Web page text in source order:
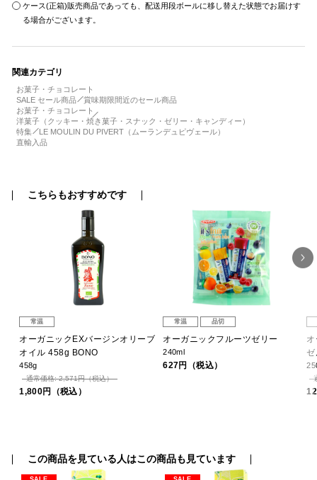
ケース(正箱)販売商品であっても、配送用段ボールに移し替えた状態でお届けす
る場合がございます。
関連カテゴリ
お菓子・チョコレート
SALE セール商品
賞味期限間近のセール商品
お菓子・チョコレート
洋菓子（クッキー・焼き菓子・スナック・ゼリー・キャンディー）
特集
LE MOULIN DU PIVERT（ムーランデュピヴェール）
直輸入品
こちらもおすすめです
常温
オーガニックEXバージンオリーブ
オイル 458g BONO
458g
通常価格: 2,571円（税込）
1,800円（税込）
常温 品切
オーガニックフルーツゼリー
240ml
627円（税込）
この商品を見ている人はこの商品も見ています